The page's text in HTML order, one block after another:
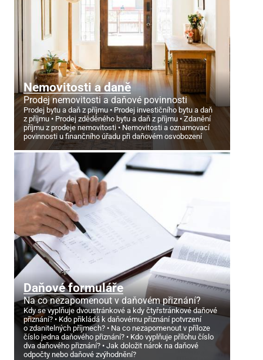
Nemovitosti a daně
Prodej nemovitosti a daňové povinnosti
Prodej bytu a daň z příjmu
Prodej investičního bytu a daň
z příjmu
Prodej zděděného bytu a daň z příjmu
Zdanění
příjmu z prodeje nemovitosti
Nemovitosti a oznamovací
povinnosti u finančního úřadu při daňovém osvobození
Daňové formuláře
Na co nezapomenout v daňovém přiznání?
Kdy se vyplňuje dvoustránkové a kdy čtyřstránkové daňové
přiznání?
Kdo přikládá k daňovému přiznání potvrzení
o zdanitelných příjmech?
Na co nezapomenout v příloze
číslo jedna daňového přiznání?
Kdo vyplňuje přílohu číslo
dva daňového přiznání?
Jak doložit nárok na daňové
odpočty nebo daňové zvýhodnění?